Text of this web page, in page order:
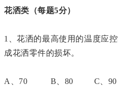
花洒类（每题5分）
1、花洒的最高使用的温度应
成花洒零件的损坏。
A、70 B、80 C、